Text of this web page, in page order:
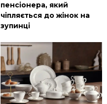
пенсіонера, який
чіпляється до жінок на
зупинці